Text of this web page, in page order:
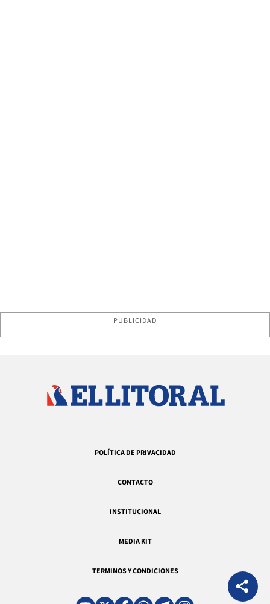
PUBLICIDAD
POLÍTICA DE PRIVACIDAD
CONTACTO
INSTITUCIONAL
MEDIA KIT
TERMINOS Y CONDICIONES